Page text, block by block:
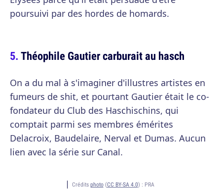
poursuivi par des hordes de homards.
Théophile Gautier carburait au hasch
On a du mal à s'imaginer d'illustres artistes en
fumeurs de shit, et pourtant Gautier était le co-
fondateur du Club des Haschischins, qui
comptait parmi ses membres émérites
Delacroix, Baudelaire, Nerval et Dumas. Aucun
lien avec la série sur Canal.
Crédits photo(CC BY-SA 4.0) : PRA